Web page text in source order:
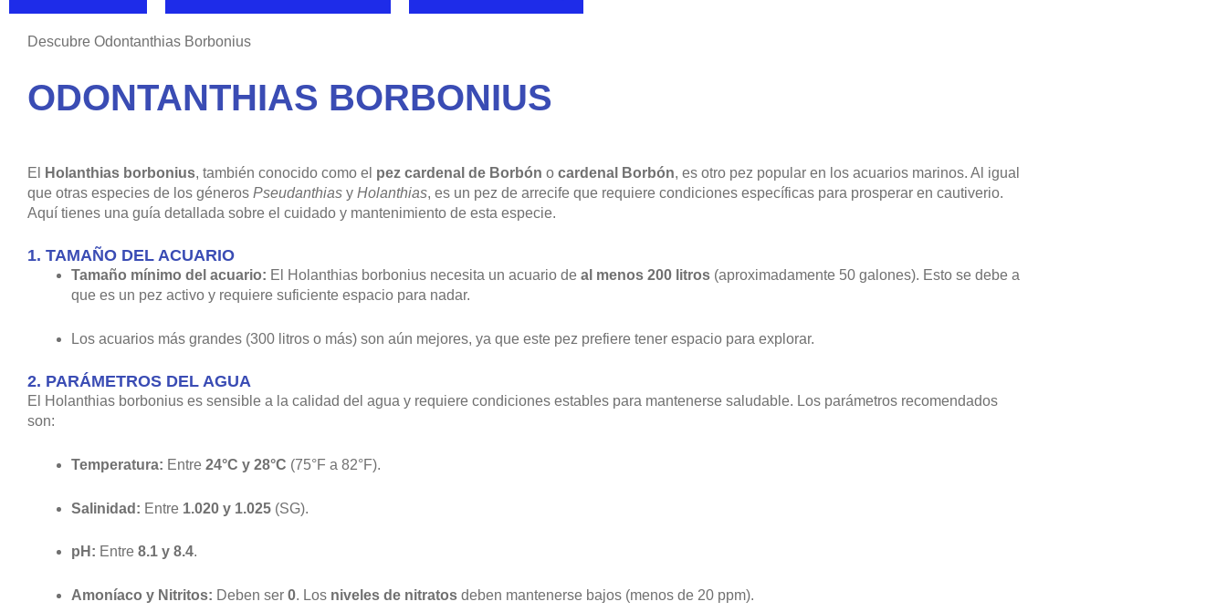
Descubre Odontanthias Borbonius
ODONTANTHIAS BORBONIUS
El Holanthias borbonius, también conocido como el pez cardenal de Borbón o cardenal Borbón, es otro pez popular en los acuarios marinos. Al igual
que otras especies de los géneros Pseudanthias y Holanthias, es un pez de arrecife que requiere condiciones específicas para prosperar en cautiverio.
Aquí tienes una guía detallada sobre el cuidado y mantenimiento de esta especie.
1. TAMAÑO DEL ACUARIO
Tamaño mínimo del acuario: El Holanthias borbonius necesita un acuario de al menos 200 litros (aproximadamente 50 galones). Esto se debe a
que es un pez activo y requiere suficiente espacio para nadar.
Los acuarios más grandes (300 litros o más) son aún mejores, ya que este pez prefiere tener espacio para explorar.
2. PARÁMETROS DEL AGUA
El Holanthias borbonius es sensible a la calidad del agua y requiere condiciones estables para mantenerse saludable. Los parámetros recomendados
son:
Temperatura: Entre 24°C y 28°C (75°F a 82°F).
Salinidad: Entre 1.020 y 1.025 (SG).
pH: Entre 8.1 y 8.4.
Amoníaco y Nitritos: Deben ser 0. Los niveles de nitratos deben mantenerse bajos (menos de 20 ppm).